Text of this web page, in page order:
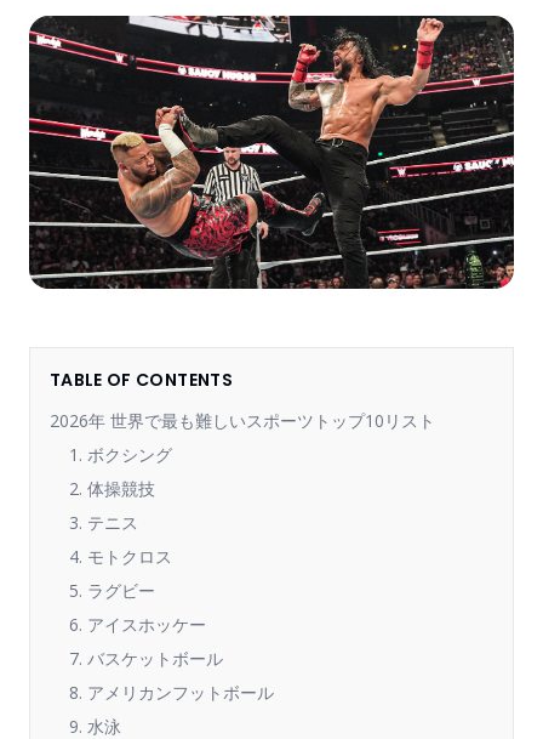
TABLE OF CONTENTS
2026年 世界で最も難しいスポーツトップ10リスト
1. ボクシング
2. 体操競技
3. テニス
4. モトクロス
5. ラグビー
6. アイスホッケー
7. バスケットボール
8. アメリカンフットボール
9. 水泳